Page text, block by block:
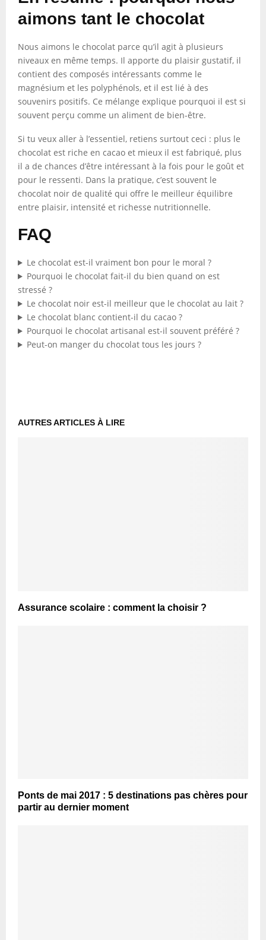
aimons tant le chocolat
Nous aimons le chocolat parce qu’il agit à plusieurs
niveaux en même temps. Il apporte du plaisir gustatif, il
contient des composés intéressants comme le
magnésium et les polyphénols, et il est lié à des
souvenirs positifs. Ce mélange explique pourquoi il est si
souvent perçu comme un aliment de bien-être.
Si tu veux aller à l’essentiel, retiens surtout ceci : plus le
chocolat est riche en cacao et mieux il est fabriqué, plus
il a de chances d’être intéressant à la fois pour le goût et
pour le ressenti. Dans la pratique, c’est souvent le
chocolat noir de qualité qui offre le meilleur équilibre
entre plaisir, intensité et richesse nutritionnelle.
FAQ
Le chocolat est-il vraiment bon pour le moral ?
Pourquoi le chocolat fait-il du bien quand on est
stressé ?
Le chocolat noir est-il meilleur que le chocolat au lait ?
Le chocolat blanc contient-il du cacao ?
Pourquoi le chocolat artisanal est-il souvent préféré ?
Peut-on manger du chocolat tous les jours ?
AUTRES ARTICLES À LIRE
Assurance scolaire : comment la choisir ?
Ponts de mai 2017 : 5 destinations pas chères pour
partir au dernier moment